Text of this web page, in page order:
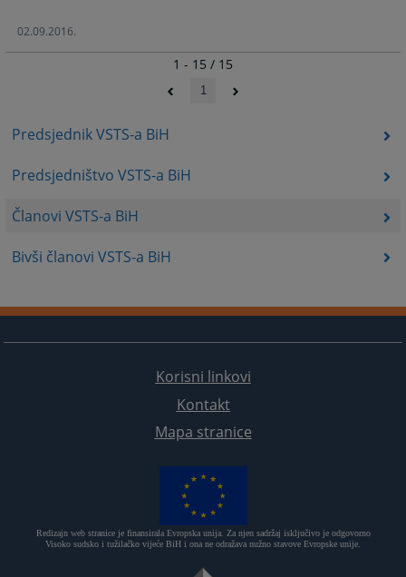
Predsjednik VSTS-a BiH
Predsjedništvo VSTS-a BiH
Članovi VSTS-a BiH
Bivši članovi VSTS-a BiH
02.09.2016.
1 - 15 / 15
1
Korisni linkovi
Kontakt
Mapa stranice
Redizajn web stranice je finansirala Evropska unija. Za njen sadržaj isključivo je odgovorno
Visoko sudsko i tužilačko vijeće BiH i ona ne odražava nužno stavove Evropske unije.